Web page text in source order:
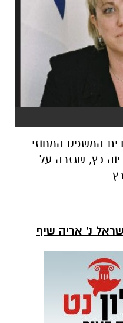
המשפט המחוזי
כץ, שגזרה על
נ' אריה שיף